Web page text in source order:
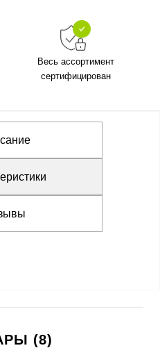
Весь ассортимент
сертифицирован
(8)